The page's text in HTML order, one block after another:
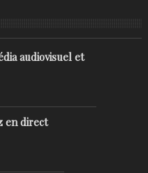
audiovisuel et
en direct